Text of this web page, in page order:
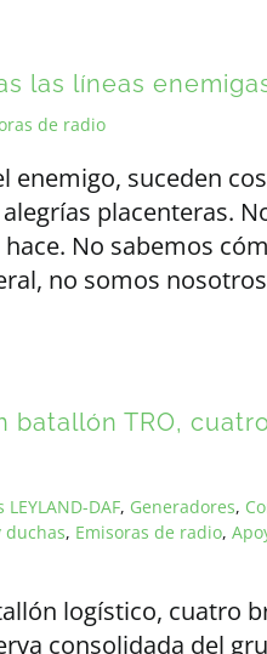
las líneas
de radio
enemigo, suceden
placenteras.
No sabemos
no somos
batallón TRO, cuatro
LEYLAND-DAF, Generadores,
duchas, Emisoras de radio,
logístico, cuatro
consolidada del